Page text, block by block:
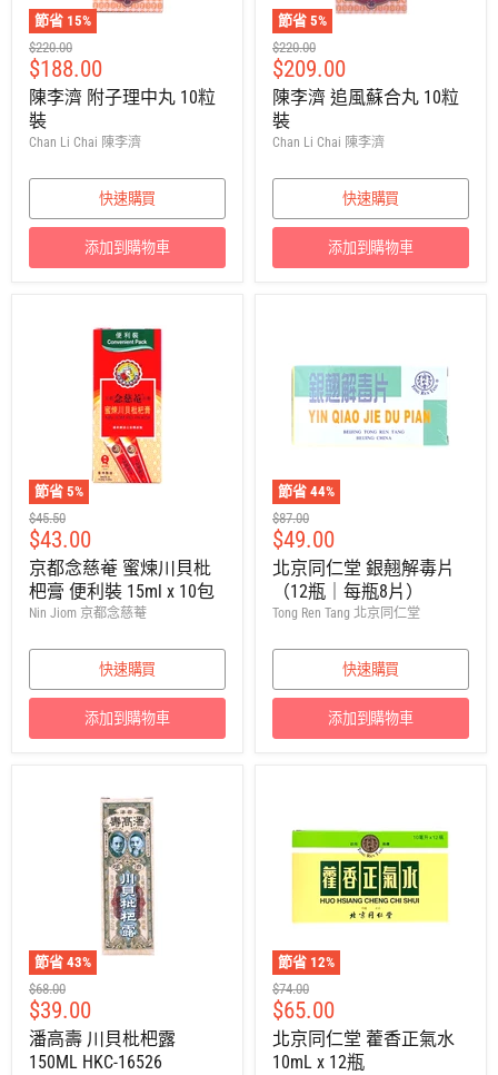
節省 15%
建
議
零
售
價
$220.00
售
價
$188.00
陳李濟 附子理中丸 10粒
裝
Chan Li Chai 陳李濟
快速購買
添加到購物車
節省 5%
建
議
零
售
價
$220.00
售
價
$209.00
陳李濟 追風蘇合丸 10粒
裝
Chan Li Chai 陳李濟
快速購買
添加到購物車
節省 5%
建
議
零
售
價
$45.50
售
價
$43.00
京都念慈菴 蜜煉川貝枇
杷膏 便利裝 15ml x 10包
Nin Jiom 京都念慈菴
快速購買
添加到購物車
節省 44%
建
議
零
售
價
$87.00
售
價
$49.00
北京同仁堂 銀翹解毒片
（12瓶｜每瓶8片）
Tong Ren Tang 北京同仁堂
快速購買
添加到購物車
節省 43%
建
議
零
售
價
$68.00
售
價
$39.00
潘高壽 川貝枇杷露
150ML HKC-16526
節省 12%
建
議
零
售
價
$74.00
售
價
$65.00
北京同仁堂 藿香正氣水
10mL x 12瓶